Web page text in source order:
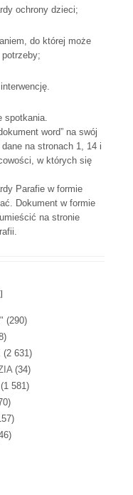
ochrony dzieci;
do której może
spotkania.
word” na swój
na stronach 1, 14 i
w których się
Parafie w formie
Dokument w formie
na stronie
(290)
(2 631)
(34)
(1 581)